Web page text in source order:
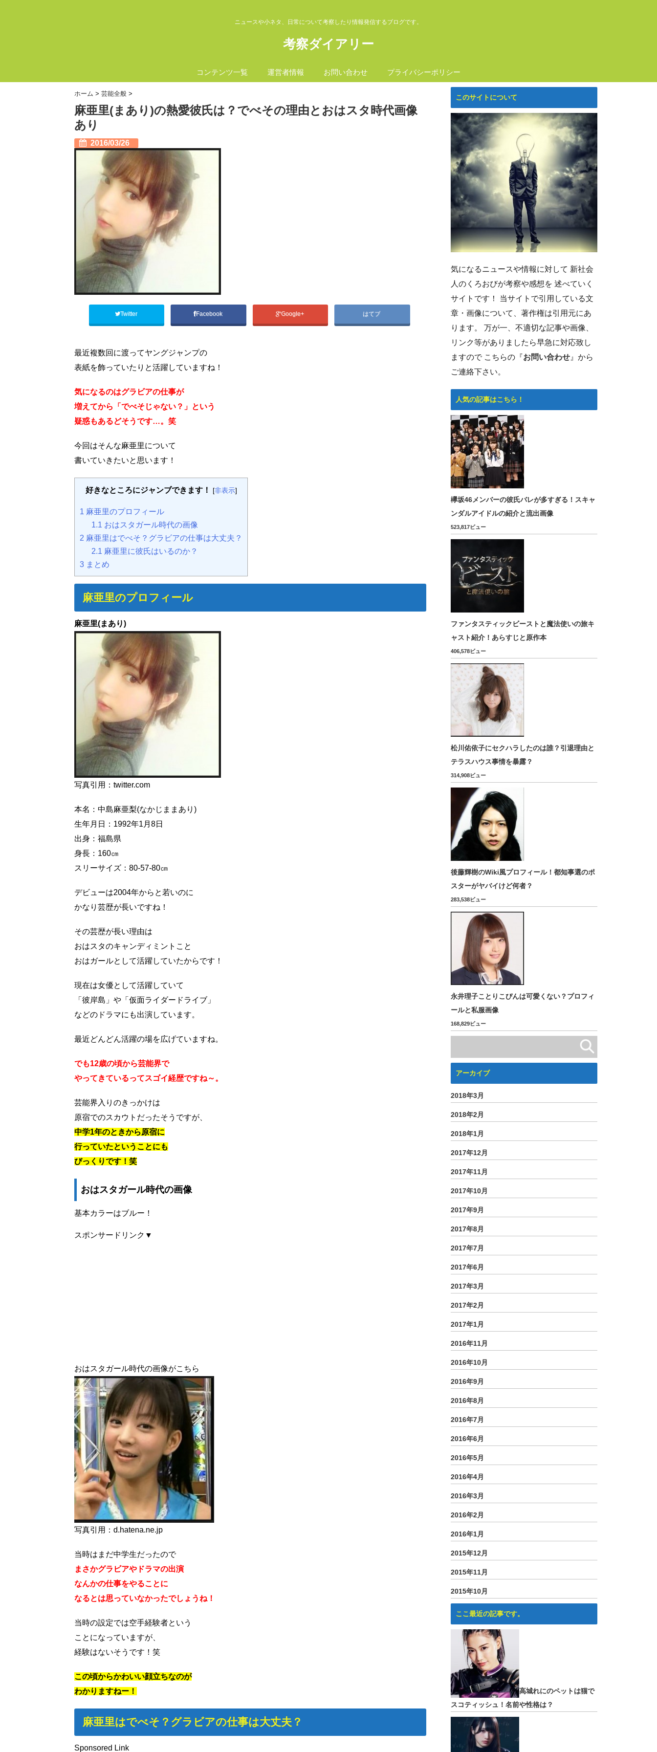
ニュースや小ネタ、日常について考察したり情報発信するブログです。
考察ダイアリー
コンテンツ一覧 運営者情報 お問い合わせ プライバシーポリシー
ホーム > 芸能全般 >
麻亜里(まあり)の熱愛彼氏は？でべその理由とおはスタ時代画像
あり
2016/03/26
Twitter Facebook Google+ はてブ
最近複数回に渡ってヤングジャンプの
表紙を飾っていたりと活躍していますね！
気になるのはグラビアの仕事が
増えてから「でべそじゃない？」という
疑惑もあるどそうです…。笑
今回はそんな麻亜里について
書いていきたいと思います！
好きなところにジャンブできます！ [非表示]
1 麻亜里のプロフィール
1.1 おはスタガール時代の画像
2 麻亜里はでべそ？グラビアの仕事は大丈夫？
2.1 麻亜里に彼氏はいるのか？
3 まとめ
麻亜里のプロフィール
麻亜里(まあり)
写真引用：twitter.com
本名：中島麻亜梨(なかじままあり)
生年月日：1992年1月8日
出身：福島県
身長：160㎝
スリーサイズ：80-57-80㎝
デビューは2004年からと若いのに
かなり芸歴が長いですね！
その芸歴が長い理由は
おはスタのキャンディミントこと
おはガールとして活躍していたからです！
現在は女優として活躍していて
「彼岸島」や「仮面ライダードライブ」
などのドラマにも出演しています。
最近どんどん活躍の場を広げていますね。
でも12歳の頃から芸能界で
やってきているってスゴイ経歴ですね～。
芸能界入りのきっかけは
原宿でのスカウトだったそうですが、
中学1年のときから原宿に
行っていたということにも
びっくりです！笑
おはスタガール時代の画像
基本カラーはブルー！
スポンサードリンク▼
おはスタガール時代の画像がこちら
写真引用：d.hatena.ne.jp
当時はまだ中学生だったので
まさかグラビアやドラマの出演
なんかの仕事をやることに
なるとは思っていなかったでしょうね！
当時の設定では空手経験者という
ことになっていますが、
経験はないそうです！笑
この頃からかわいい顔立ちなのが
わかりますねー！
麻亜里はでべそ？グラビアの仕事は大丈夫？
Sponsored Link
このサイトについて
気になるニュースや情報に対して 新社会
人のくろおびが考察や感想を 述べていく
サイトです！ 当サイトで引用している文
章・画像について、著作権は引用元にあ
ります。 万が一、不適切な記事や画像、
リンク等がありましたら早急に対応致し
ますので こちらの『お問い合わせ 』から
ご連絡下さい。
人気の記事はこちら！
欅坂46メンバーの彼氏バレが多すぎる！スキャ
ンダルアイドルの紹介と流出画像
523,817ビュー
ファンタスティックビーストと魔法使いの旅キ
ャスト紹介！あらすじと原作本
406,578ビュー
松川佑依子にセクハラしたのは誰？引退理由と
テラスハウス事情を暴露？
314,908ビュー
後藤輝樹のWiki風プロフィール！都知事選のポ
スターがヤバイけど何者？
283,538ビュー
永井理子ことりこぴんは可愛くない？プロフィ
ールと私服画像
168,829ビュー
アーカイブ
2018年3月
2018年2月
2018年1月
2017年12月
2017年11月
2017年10月
2017年9月
2017年8月
2017年7月
2017年6月
2017年3月
2017年2月
2017年1月
2016年11月
2016年10月
2016年9月
2016年8月
2016年7月
2016年6月
2016年5月
2016年4月
2016年3月
2016年2月
2016年1月
2015年12月
2015年11月
2015年10月
ここ最近の記事です。
高城れにのペットは猫で
スコティッシュ！名前や性格は？